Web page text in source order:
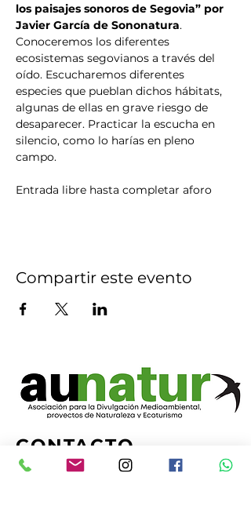
los paisajes sonoros de Segovia” por
Javier García de Sononatura.
Conoceremos los diferentes
ecosistemas segovianos a través del
oído. Escucharemos diferentes
especies que pueblan dichos hábitats,
algunas de ellas en grave riesgo de
desaparecer. Practicar la escucha en
silencio, como lo harías en pleno
campo.
Entrada libre hasta completar aforo
Compartir este evento
CONTACTO